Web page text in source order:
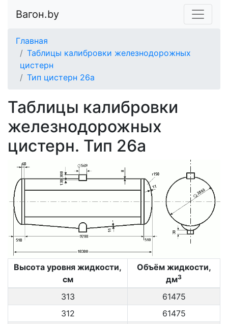
Вагон.by
Главная
Таблицы калибровки железнодорожных
цистерн
Тип цистерн 26а
Таблицы калибровки
железнодорожных
цистерн. Тип 26а
Высота уровня жидкости,
см
Объём жидкости,
дм3
313
61475
312
61475